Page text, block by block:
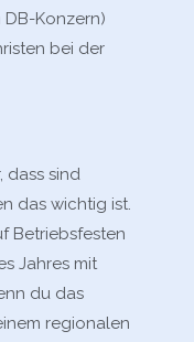
Konzern)
bei der
dass sind
das wichtig ist.
Betriebsfesten
Jahres mit
du das
regionalen